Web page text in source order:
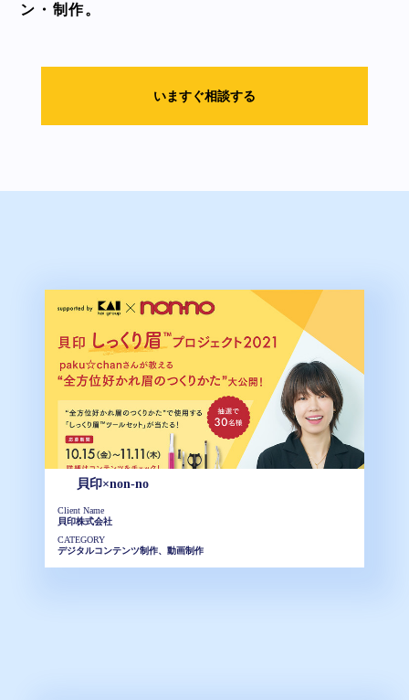
ン・制作。
いますぐ相談する
貝印×non-no
Client Name
貝印株式会社
CATEGORY
デジタルコンテンツ制作、動画制作